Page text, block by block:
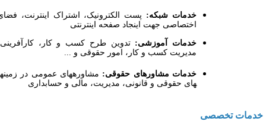
خدمات شبکه:پست الکترونیک، اشتراک اینترنت، فضای
اختصاصی جهت اینجاد صفحه اینترنتی
خدمات آموزشی:تدوین طرح کسب و کار، کارآفرینی،
مدیریت کسب و کار، امور حقوقی و ...
خدمات مشاوره­ای حقوقی:مشاوره­های عمومی در زمینه­
های حقوقی و قانونی، مدیریت، مالی و حسابداری
تخصصی